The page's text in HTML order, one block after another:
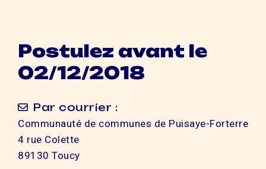
Postulez avant le
02/12/2018
Par courrier :
Communauté de communes de Puisaye-Forterre
4 rue Colette
89130 Toucy